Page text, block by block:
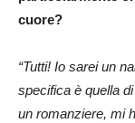
cuore?
“Tutti! Io sarei un
specifica è quella
un romanziere, mi